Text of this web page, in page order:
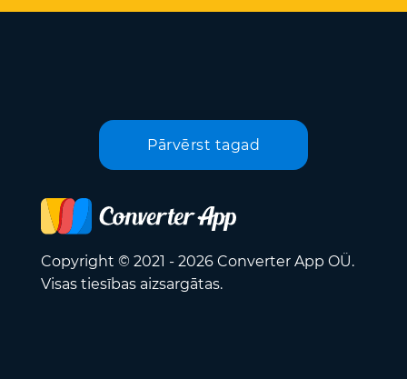
Pārvērst tagad
Copyright © 2021 - 2026 Converter App OÜ.
Visas tiesības aizsargātas.